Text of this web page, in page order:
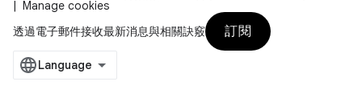
Manage cookies
透過電子郵件接收最新消息與相關訣竅
訂閱